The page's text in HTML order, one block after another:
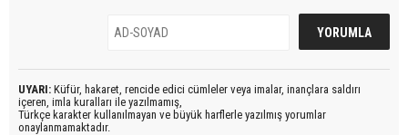
UYARI: Küfür, hakaret, rencide edici cümleler veya imalar, inançlara saldırı
içeren, imla kuralları ile yazılmamış,
Türkçe karakter kullanılmayan ve büyük harflerle yazılmış yorumlar
onaylanmamaktadır.